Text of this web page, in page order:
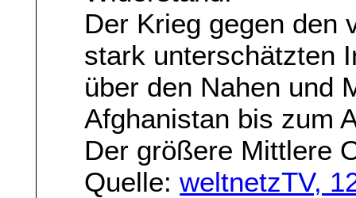
Der Krieg gegen den
stark unterschätzten
über den Nahen und
Afghanistan bis zum
Der größere Mittlere
Quelle:weltnetzTV,